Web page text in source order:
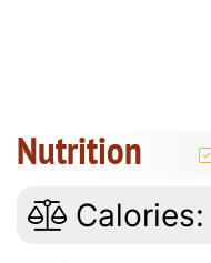
Nutrition
Calories: